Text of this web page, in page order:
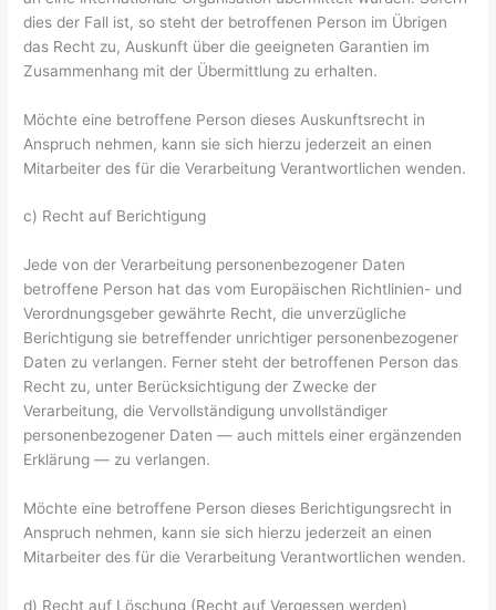
dies der Fall ist, so steht der betroffenen Person im Übrigen
das Recht zu, Auskunft über die geeigneten Garantien im
Zusammenhang mit der Übermittlung zu erhalten.
Möchte eine betroffene Person dieses Auskunftsrecht in
Anspruch nehmen, kann sie sich hierzu jederzeit an einen
Mitarbeiter des für die Verarbeitung Verantwortlichen wenden.
c) Recht auf Berichtigung
Jede von der Verarbeitung personenbezogener Daten
betroffene Person hat das vom Europäischen Richtlinien- und
Verordnungsgeber gewährte Recht, die unverzügliche
Berichtigung sie betreffender unrichtiger personenbezogener
Daten zu verlangen. Ferner steht der betroffenen Person das
Recht zu, unter Berücksichtigung der Zwecke der
Verarbeitung, die Vervollständigung unvollständiger
personenbezogener Daten — auch mittels einer ergänzenden
Erklärung — zu verlangen.
Möchte eine betroffene Person dieses Berichtigungsrecht in
Anspruch nehmen, kann sie sich hierzu jederzeit an einen
Mitarbeiter des für die Verarbeitung Verantwortlichen wenden.
d) Recht auf Löschung (Recht auf Vergessen werden)